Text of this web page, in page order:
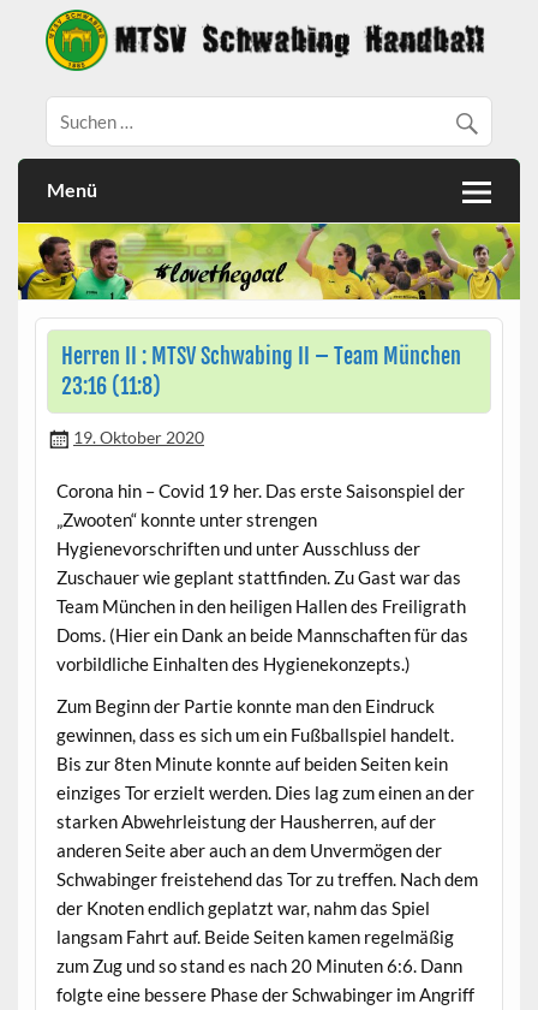
Menü
Herren II : MTSV Schwabing II – Team München
23:16 (11:8)
19. Oktober 2020
Corona hin – Covid 19 her. Das erste Saisonspiel der
„Zwooten“ konnte unter strengen
Hygienevorschriften und unter Ausschluss der
Zuschauer wie geplant stattfinden. Zu Gast war das
Team München in den heiligen Hallen des Freiligrath
Doms. (Hier ein Dank an beide Mannschaften für das
vorbildliche Einhalten des Hygienekonzepts.)
Zum Beginn der Partie konnte man den Eindruck
gewinnen, dass es sich um ein Fußballspiel handelt.
Bis zur 8ten Minute konnte auf beiden Seiten kein
einziges Tor erzielt werden. Dies lag zum einen an der
starken Abwehrleistung der Hausherren, auf der
anderen Seite aber auch an dem Unvermögen der
Schwabinger freistehend das Tor zu treffen. Nach dem
der Knoten endlich geplatzt war, nahm das Spiel
langsam Fahrt auf. Beide Seiten kamen regelmäßig
zum Zug und so stand es nach 20 Minuten 6:6. Dann
folgte eine bessere Phase der Schwabinger im Angriff